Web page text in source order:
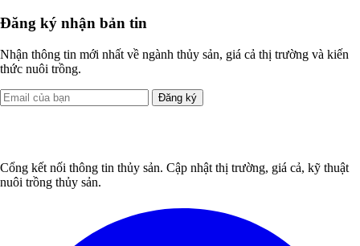
Đăng ký nhận bản tin
Nhận thông tin mới nhất về ngành thủy sản, giá cả thị trường và kiến
thức nuôi trồng.
Đăng ký
Cổng kết nối thông tin thủy sản. Cập nhật thị trường, giá cả, kỹ thuật
nuôi trồng thủy sản.